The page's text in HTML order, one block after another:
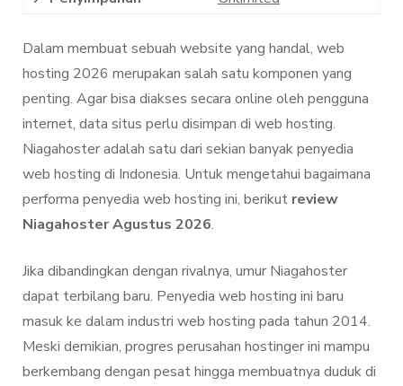
Dalam membuat sebuah website yang handal, web
hosting 2026 merupakan salah satu komponen yang
penting. Agar bisa diakses secara online oleh pengguna
internet, data situs perlu disimpan di web hosting.
Niagahoster adalah satu dari sekian banyak penyedia
web hosting di Indonesia. Untuk mengetahui bagaimana
performa penyedia web hosting ini, berikut review
Niagahoster Agustus 2026.
Jika dibandingkan dengan rivalnya, umur Niagahoster
dapat terbilang baru. Penyedia web hosting ini baru
masuk ke dalam industri web hosting pada tahun 2014.
Meski demikian, progres perusahan hostinger ini mampu
berkembang dengan pesat hingga membuatnya duduk di